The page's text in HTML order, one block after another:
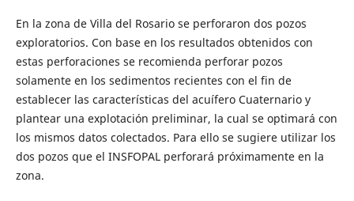
En la zona de Villa del Rosario se perforaron dos pozos
exploratorios. Con base en los resultados obtenidos con
estas perforaciones se recomienda perforar pozos
solamente en los sedimentos recientes con el fin de
establecer las características del acuífero Cuaternario y
plantear una explotación preliminar, la cual se optimará con
los mismos datos colectados. Para ello se sugiere utilizar los
dos pozos que el INSFOPAL perforará próximamente en la
zona.